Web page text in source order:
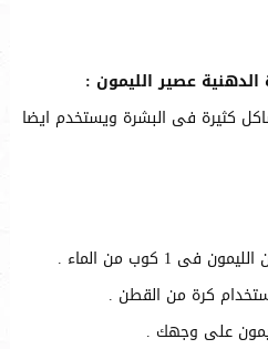
كثيرة فى البشرة ويستخدم ايضا
كرة من القطن .
على وجهك .